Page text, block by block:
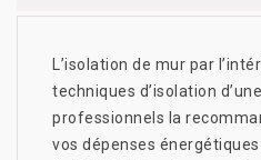
L’isolation de mur par
techniques d’isolation
professionnels la
vos dépenses